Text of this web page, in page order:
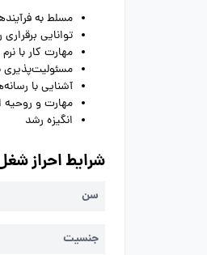
مسلط به
توانایی
مهارت کار با
مسئولیت‌پذیری
آشنایی با
مهارت و روحیه
انگیزه رشد
شرایط احراز
سن
جنسیت